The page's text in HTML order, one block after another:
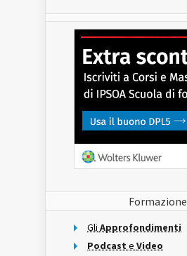
Formazione
Gli Approfondimenti
Podcast e Video